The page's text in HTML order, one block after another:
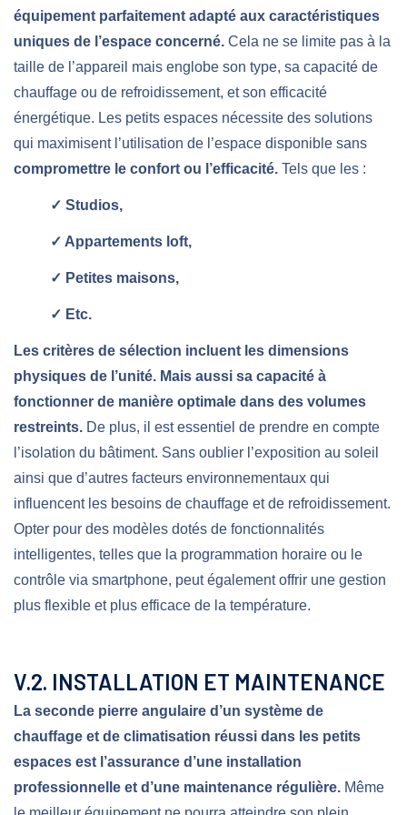
équipement parfaitement adapté aux caractéristiques
uniques de l’espace concerné. Cela ne se limite pas à la
taille de l’appareil mais englobe son type, sa capacité de
chauffage ou de refroidissement, et son efficacité
énergétique. Les petits espaces nécessite des solutions
qui maximisent l’utilisation de l’espace disponible sans
compromettre le confort ou l’efficacité. Tels que les :
✓ Studios,
✓ Appartements loft,
✓ Petites maisons,
✓ Etc.
Les critères de sélection incluent les dimensions
physiques de l’unité. Mais aussi sa capacité à
fonctionner de manière optimale dans des volumes
restreints. De plus, il est essentiel de prendre en compte
l’isolation du bâtiment. Sans oublier l’exposition au soleil
ainsi que d’autres facteurs environnementaux qui
influencent les besoins de chauffage et de refroidissement.
Opter pour des modèles dotés de fonctionnalités
intelligentes, telles que la programmation horaire ou le
contrôle via smartphone, peut également offrir une gestion
plus flexible et plus efficace de la température.
V.2. INSTALLATION ET MAINTENANCE
La seconde pierre angulaire d’un système de
chauffage et de climatisation réussi dans les petits
espaces est l’assurance d’une installation
professionnelle et d’une maintenance régulière. Même